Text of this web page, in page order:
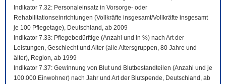
Indikator 7.32: Personaleinsatz in Vorsorge- oder
Rehabilitationseinrichtungen (Vollkräfte insgesamt/Vollkräfte insgesamt
je 100 Pflegetage), Deutschland, ab 2009
Indikator 7.33: Pflegebedürftige (Anzahl und in %) nach Art der
Leistungen, Geschlecht und Alter (alle Altersgruppen, 80 Jahre und
älter), Region, ab 1999
Indikator 7.37: Gewinnung von Blut und Blutbestandteilen (Anzahl und je
100.000 Einwohner) nach Jahr und Art der Blutspende, Deutschland, ab